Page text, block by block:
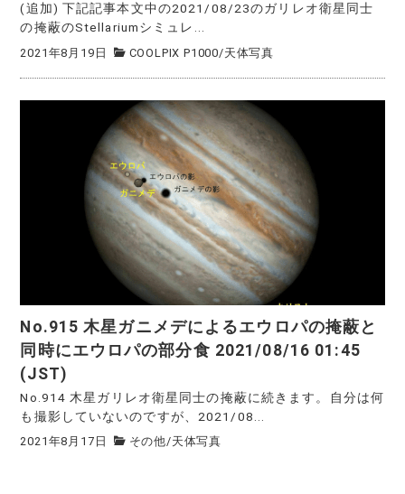
(追加) 下記記事本文中の2021/08/23のガリレオ衛星同士
の掩蔽のStellariumシミュレ...
2021年8月19日 COOLPIX P1000/天体写真
No.915 木星ガニメデによるエウロパの掩蔽と
同時にエウロパの部分食 2021/08/16 01:45
(JST)
No.914 木星ガリレオ衛星同士の掩蔽に続きます。自分は何
も撮影していないのですが、2021/08...
2021年8月17日 その他/天体写真